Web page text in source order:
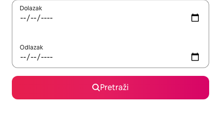
Dolazak
Odlazak
Pretraži